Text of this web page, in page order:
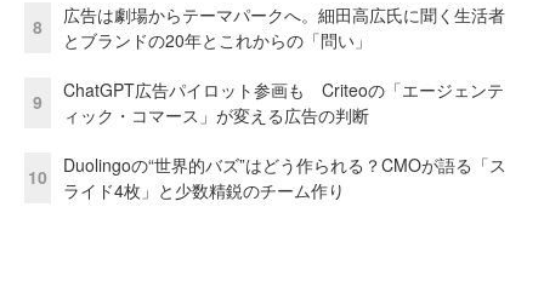
8
広告は劇場からテーマパークへ。細田高広氏に聞く生活者
とブランドの20年とこれからの「問い」
9
ChatGPT広告パイロット参画も Criteoの「エージェンテ
ィック・コマース」が変える広告の判断
10
Duolingoの“世界的バズ”はどう作られる？CMOが語る「ス
ライド4枚」と少数精鋭のチーム作り